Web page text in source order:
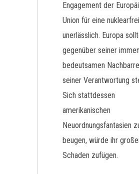
Engagement der
Union für eine
unerlässlich. Europa
gegenüber seiner
bedeutsamen
seiner Verantwortung
Sich stattdessen
amerikanischen
Neuordnungsfantasien
beugen, würde ihr
Schaden zufügen.